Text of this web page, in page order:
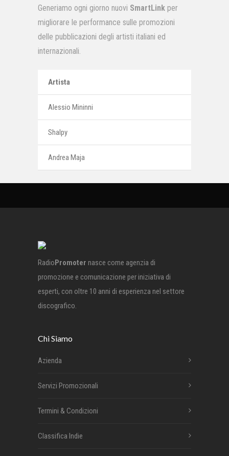
Generiamo ogni giorno nuovi SmartLink per
migliorare le performance sulle promozioni
delle pubblicazioni degli artisti italiani ed
internazionali.
Artista
Alessio Mininni
Shalpy
Andrea Maja
RadioPromoter nasce come agenzia di
promozione e comunicazione per iniziativa di
esperti, con oltre 10 anni di esperienza nel settore
discografico.
Chi Siamo
Azienda
Servizi Promozionali
Termini & Condizioni
Classifica Indie